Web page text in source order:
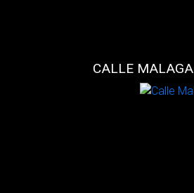
CALLE MALAGA